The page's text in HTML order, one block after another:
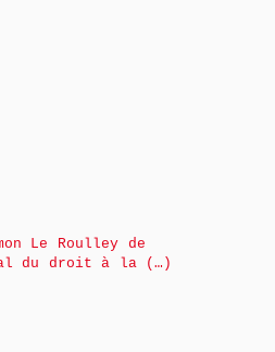
Le Roulley de
du droit à la (…)